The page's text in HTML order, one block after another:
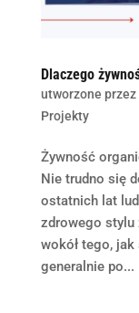
Dlaczego
utworzone przez
Projekty
Żywność
Nie trudno się
ostatnich lat
zdrowego stylu
wokół tego,
generalnie po...